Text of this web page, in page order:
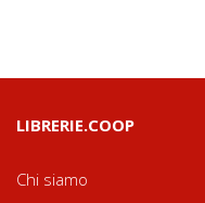
LIBRERIE.COOP
Chi siamo